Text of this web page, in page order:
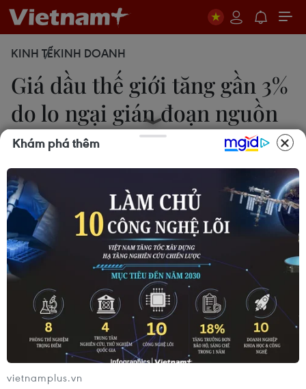
KINH TẾKINH DOANH
Giá dầu thế giới tăng gần 3%
do lo ngại gián đoạn nguồn
cung
03/06/2025 01:39
Kết thúc phiên giao dịch ngày 2/6, tại London, giá
dầu Brent tăng 1,85 USD/thùng (tương đương
2,95%) lên 64,63 USD/thùng, giá dầu thô ngọt
nhẹ (WTI) của Mỹ tăng 1,73 USD (2,85%), lên
62,52 USD/thùng.
Khám phá thêm
vietnamplus.vn